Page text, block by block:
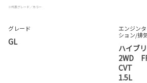
※代表グレード／カラー
グレード
GL
エンジン
ション/排
ハイブ
2WD
CVT
1.5L